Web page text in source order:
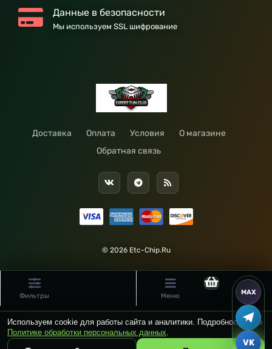
Данные в безопасности
Мы используем SSL шифрование
Доставка Оплата Условия
О магазине
Обратная связь
© 2026 Etc-Chip.Ru
Фильтры Меню
Используем cookie для работы сайта и аналитики. Подробности — в
Политике обработки персональных данных.